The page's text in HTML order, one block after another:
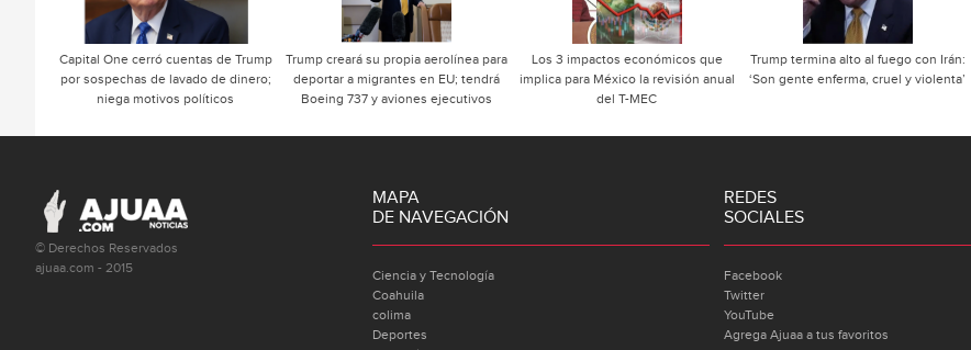
Capital One cerró cuentas de Trump
por sospechas de lavado de dinero;
niega motivos políticos
Trump creará su propia aerolínea para
deportar a migrantes en EU; tendrá
Boeing 737 y aviones ejecutivos
Los 3 impactos económicos que
implica para México la revisión anual
del T-MEC
Trump termina alto al fuego con Irán:
‘Son gente enferma, cruel y violenta’
© Derechos Reservados
ajuaa.com - 2015
MAPA
DE NAVEGACIÓN
Ciencia y Tecnología
Coahuila
colima
Deportes
REDES
SOCIALES
Facebook
Twitter
YouTube
Agrega Ajuaa a tus favoritos